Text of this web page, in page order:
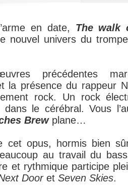
en date, The walk
nouvel univers du
précédentes
la présence du rappeur
rock. Un rock
le cérébral. Vous
Brewplane…
cet opus, hormis bien
au travail du
et rythmique participe
Dooret Seven Skies.